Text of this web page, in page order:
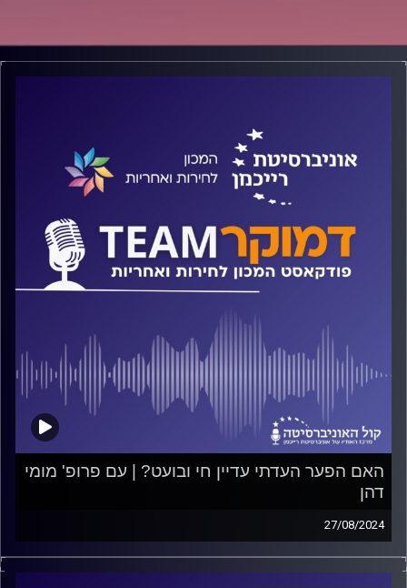
האם הפער העדתי עדיין חי ובועט? | עם פרופ' מומי
דהן
27/08/2024
פודקאסט המכון לחירות ואחריות באוניברסיטת רייכמן
מה משפיע יותר על אופן ההצבעה של האנשים, המוצא העדתי